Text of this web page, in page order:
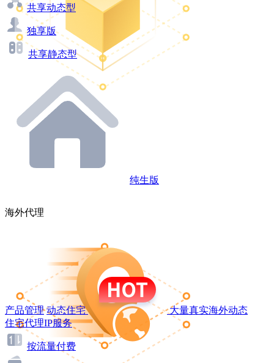
共享动态型
独享版
共享静态型
纯生版
海外代理
产品管理 动态住宅
大量真实海外动态
住宅代理IP服务
按流量付费